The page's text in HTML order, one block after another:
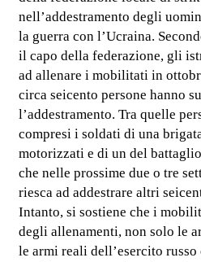
nell’addestramento degli
la guerra con l’Ucraina.
il capo della federazione, gli
ad allenare i mobilitati in
circa seicento persone hanno
l’addestramento. Tra quelle
compresi i soldati di una
motorizzati e di un del
che nelle prossime due o tre
riesca ad addestrare altri
Intanto, si sostiene che i
degli allenamenti, non solo le
le armi reali dell’esercito russo